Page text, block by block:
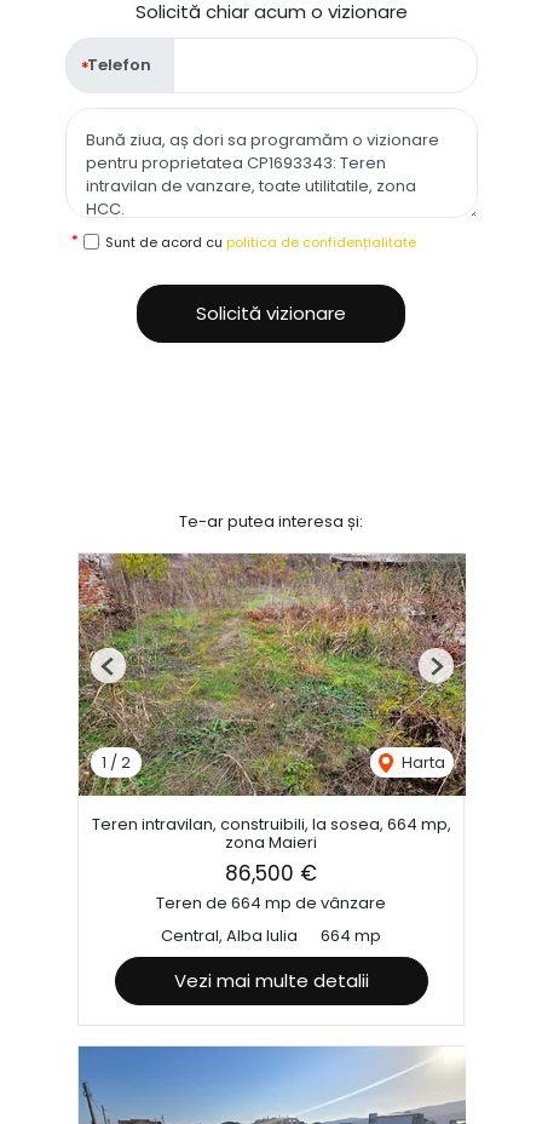
Solicită chiar acum o vizionare
Telefon
Sunt de acord cu politica de confidențialitate
Solicită vizionare
Te-ar putea interesa și:
1 / 2 Harta
Previous Next
Teren intravilan, construibili, la sosea, 664 mp,
zona Maieri
86,500 €
Teren de 664 mp de vânzare
Central, Alba Iulia
664 mp
Vezi mai multe detalii